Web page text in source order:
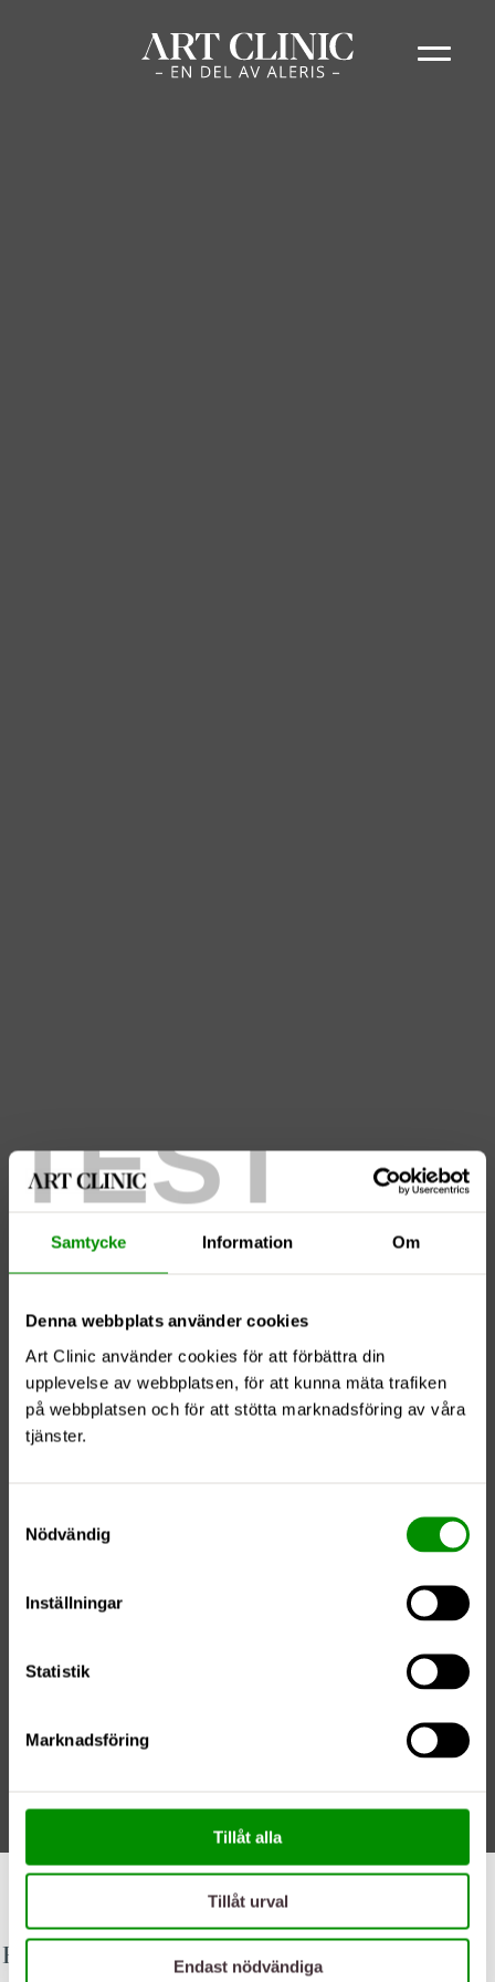
TEST
Samtycke Information Om
Denna webbplats använder cookies
Art Clinic använder cookies för att förbättra din
upplevelse av webbplatsen, för att kunna mäta trafiken
på webbplatsen och för att stötta marknadsföring av våra
tjänster.
Nödvändig
Inställningar
Statistik
Marknadsföring
Tillåt alla
Tillåt urval
Endast nödvändiga
Armplastik 3
02/06/20
Populära patientresor